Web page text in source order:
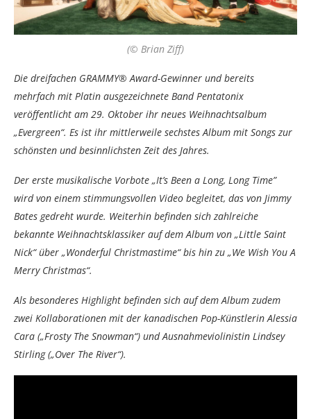
(© Brian Ziff)
Die dreifachen GRAMMY® Award-Gewinner und bereits
mehrfach mit Platin ausgezeichnete Band Pentatonix
veröffentlicht am 29. Oktober ihr neues Weihnachtsalbum
„Evergreen“. Es ist ihr mittlerweile sechstes Album mit Songs zur
schönsten und besinnlichsten Zeit des Jahres.
Der erste musikalische Vorbote „It’s Been a Long, Long Time”
wird von einem stimmungsvollen Video begleitet, das von Jimmy
Bates gedreht wurde. Weiterhin befinden sich zahlreiche
bekannte Weihnachtsklassiker auf dem Album von „Little Saint
Nick“ über „Wonderful Christmastime“ bis hin zu „We Wish You A
Merry Christmas“.
Als besonderes Highlight befinden sich auf dem Album zudem
zwei Kollaborationen mit der kanadischen Pop-Künstlerin Alessia
Cara („Frosty The Snowman“) und Ausnahmeviolinistin Lindsey
Stirling („Over The River“).